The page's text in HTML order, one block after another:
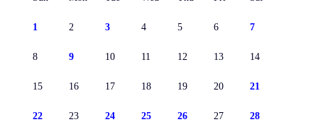
1 2 3 4 5 6 7
8 9 10 11 12 13 14
15 16 17 18 19 20 21
22 23 24 25 26 27 28